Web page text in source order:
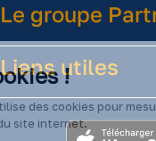
Le groupe
Liens utiles
Cookies !
utilise des cookies
du site internet.